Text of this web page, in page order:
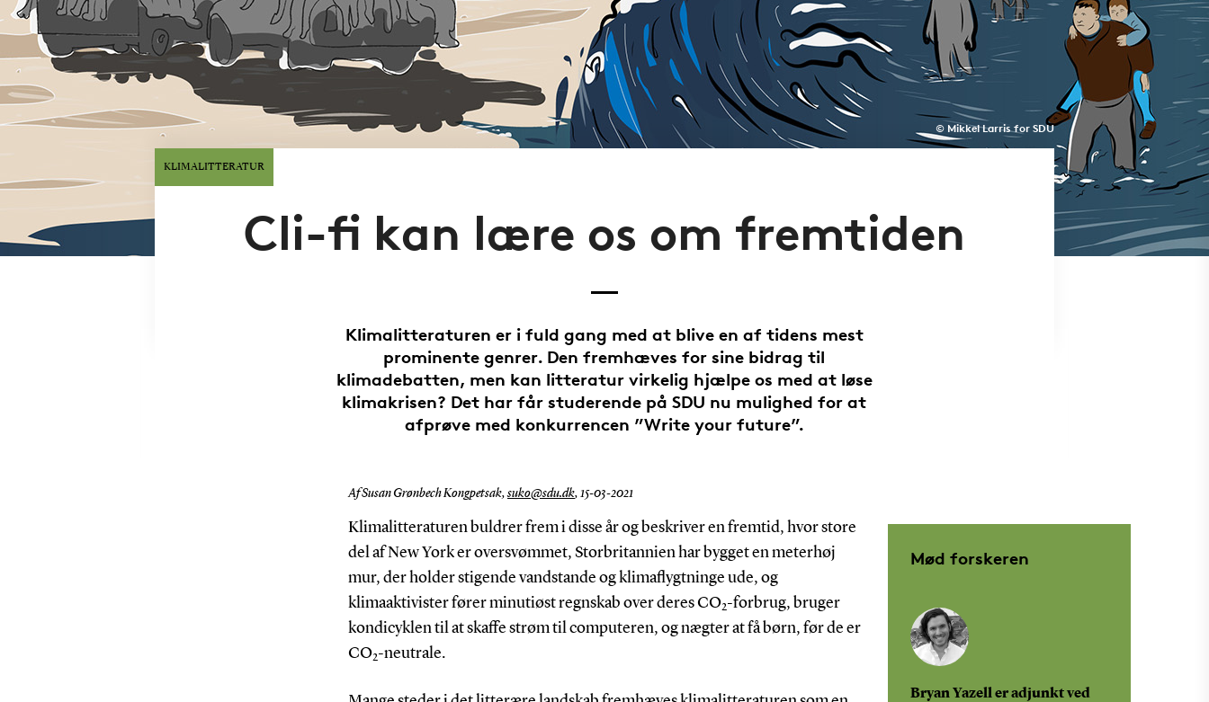
KLIMALITTERATUR
© Mikkel Larris for SDU
Cli-fi kan lære os om fremtiden
Klimalitteraturen er i fuld gang med at blive en af tidens mest
prominente genrer. Den fremhæves for sine bidrag til
klimadebatten, men kan litteratur virkelig hjælpe os med at løse
klimakrisen? Det har får studerende på SDU nu mulighed for at
afprøve med konkurrencen ”Write your future”.
Af Susan Grønbech Kongpetsak, suko@sdu.dk, 15-03-2021
Klimalitteraturen buldrer frem i disse år og beskriver en fremtid, hvor store
del af New York er oversvømmet, Storbritannien har bygget en meterhøj
mur, der holder stigende vandstande og klimaflygtninge ude, og
klimaaktivister fører minutiøst regnskab over deres CO2-forbrug, bruger
kondicyklen til at skaffe strøm til computeren, og nægter at få børn, før de er
CO2-neutrale.
Mød forskeren
Bryan Yazell er adjunkt ved